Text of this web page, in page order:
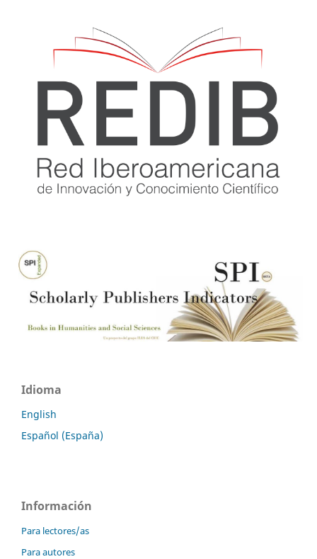
Idioma
English
Español (España)
Información
Para lectores/as
Para autores